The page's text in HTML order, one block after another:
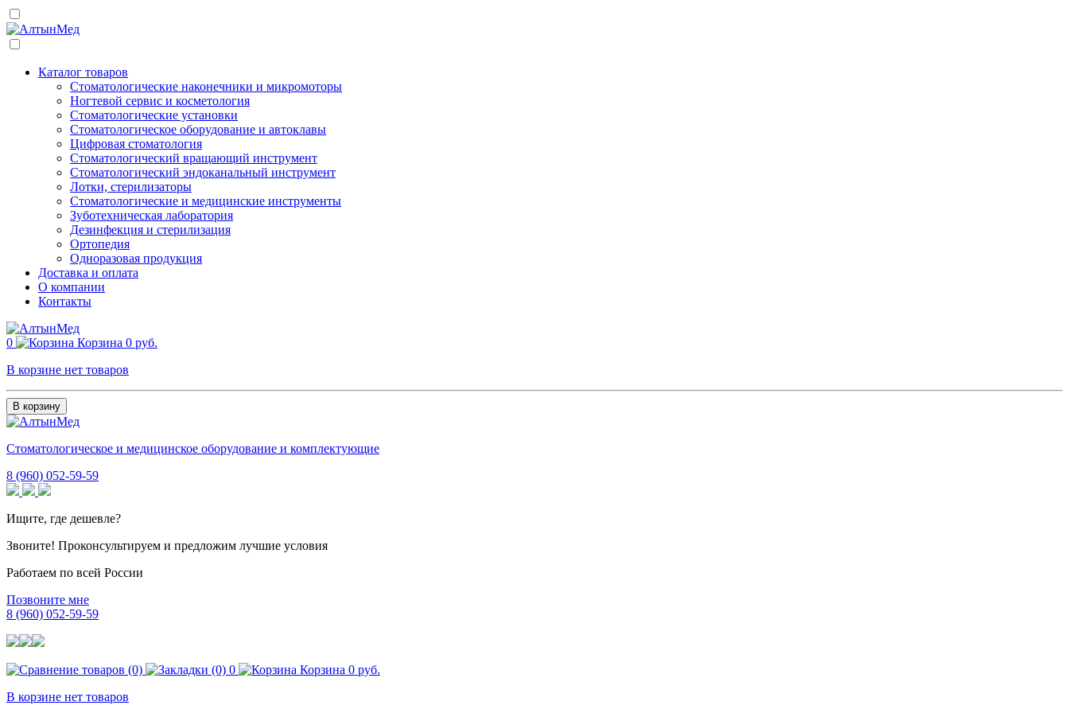
Каталог товаров
Стоматологические наконечники и микромоторы
Ногтевой сервис и косметология
Стоматологические установки
Стоматологическое оборудование и автоклавы
Цифровая стоматология
Стоматологический вращающий инструмент
Стоматологический эндоканальный инструмент
Лотки, стерилизаторы
Стоматологические и медицинские инструменты
Зуботехническая лаборатория
Дезинфекция и стерилизация
Ортопедия
Одноразовая продукция
Доставка и оплата
О компании
Контакты
0 Корзина 0 руб.
В корзине нет товаров
В корзину
Стоматологическое и медицинское оборудование и комплектующие
8 (960) 052-59-59
Ищите, где дешевле?
Звоните! Проконсультируем и предложим лучшие условия
Работаем по всей России
Позвоните мне
8 (960) 052-59-59
0 Корзина 0 руб.
В корзине нет товаров